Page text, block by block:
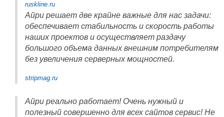
ruskline.ru
Айри решает две крайне важные для нас задачи:
обеспечивает стабильность и скорость работы
наших проектов и осуществляет раздачу
большого объема данных внешним потребителям
без увеличения серверных мощностей.
stripmag.ru
Айри реально работает! Очень нужный и
полезный совершенно для всех сайтов сервис! Не